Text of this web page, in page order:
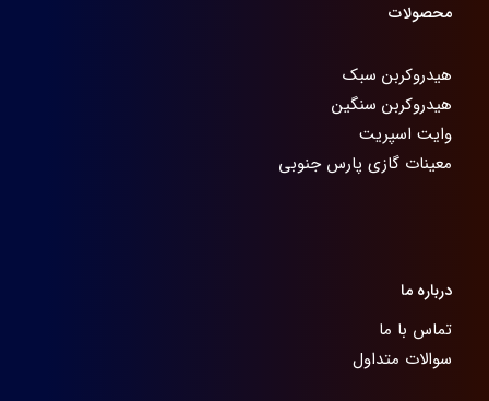
محصولات
هیدروکربن سبک
هیدروکربن سنگین
وایت اسپریت
معینات گازی پارس جنوبی
درباره ما
تماس با ما
سوالات متداول